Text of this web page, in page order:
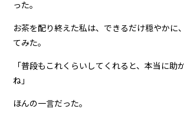
った。
お茶を配り終えた私は、できるだけ穏やかに
てみた。
「普段もこれくらいしてくれると、本当に助
ね」
ほんの一言だった。